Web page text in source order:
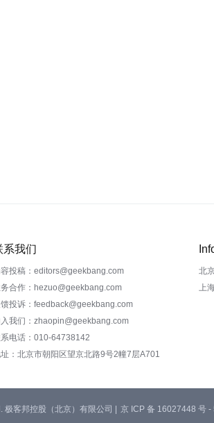
系我们
容投稿：editors@geekbang.com
合作：hezuo@geekbang.com
馈投诉：feedback@geekbang.com
入我们：zhaopin@geekbang.com
电话：010-64738142
：北京市朝阳区望京北路9号2幢7层A701
北
上
客邦控股（北京）有限公司 | 京 ICP 备 16027448 号 -